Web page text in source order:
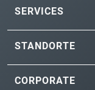
SERVICES
STANDORTE
CORPORATE